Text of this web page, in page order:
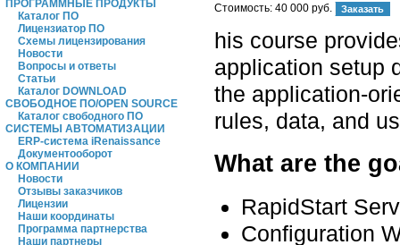
ПРОГРАММНЫЕ ПРОДУКТЫ
Каталог ПО
Лицензиатор ПО
Схемы лицензирования
Новости
Вопросы и ответы
Статьи
Каталог DOWNLOAD
СВОБОДНОЕ ПО/OPEN SOURCE
Каталог свободного ПО
СИСТЕМЫ АВТОМАТИЗАЦИИ
ERP-система iRenaissance
Документооборот
О КОМПАНИИ
Новости
Отзывы заказчиков
Лицензии
Наши координаты
Программа партнерства
Наши партнеры
Стоимость: 40 000 руб.
his course
application setup
the application-
rules, data, and
What are the
RapidStart
Configuration